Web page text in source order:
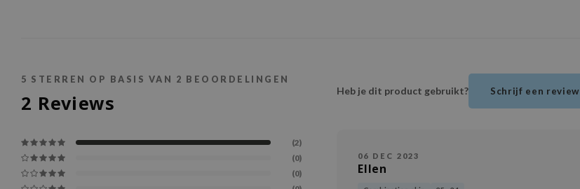
5 STERREN OP BASIS VAN 2 BEOORDELINGEN
2 Reviews
(2)
(0)
(0)
Heb je dit product gebruikt? Schrijf een review
06 DEC 2023
Ellen